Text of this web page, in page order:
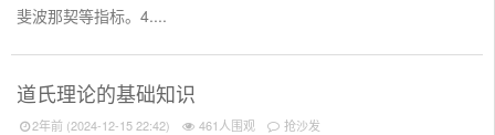
斐波那契等指标。4....
道氏理论的基础知识
2年前 (2024-12-15 22:42) 461人围观 抢沙发